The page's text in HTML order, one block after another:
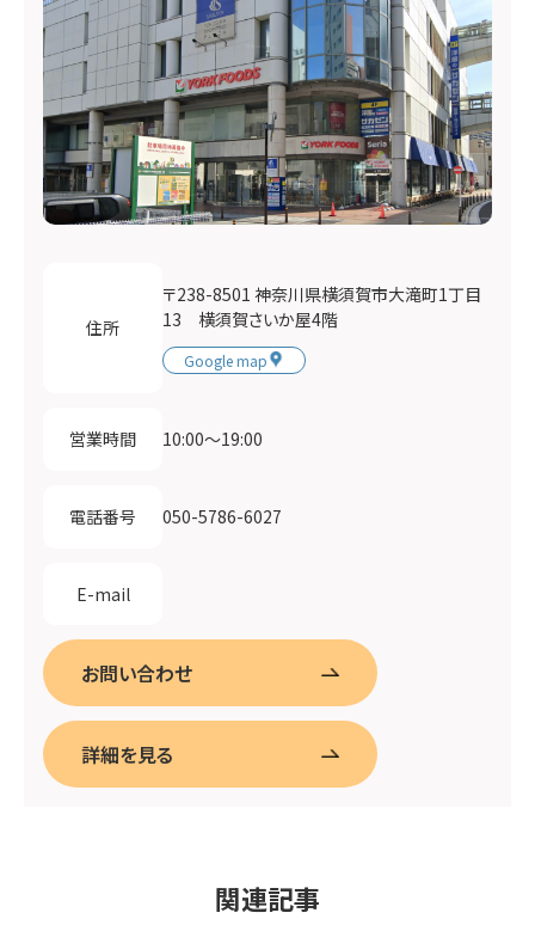
住所
〒238-8501 神奈川県横須賀市大滝町1丁目
13 横須賀さいか屋4階
Google map
営業時間 10:00〜19:00
電話番号 050-5786-6027
E-mail
お問い合わせ
詳細を見る
関連記事